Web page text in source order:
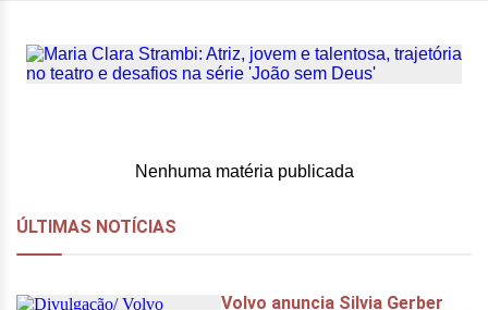
Nenhuma matéria publicada